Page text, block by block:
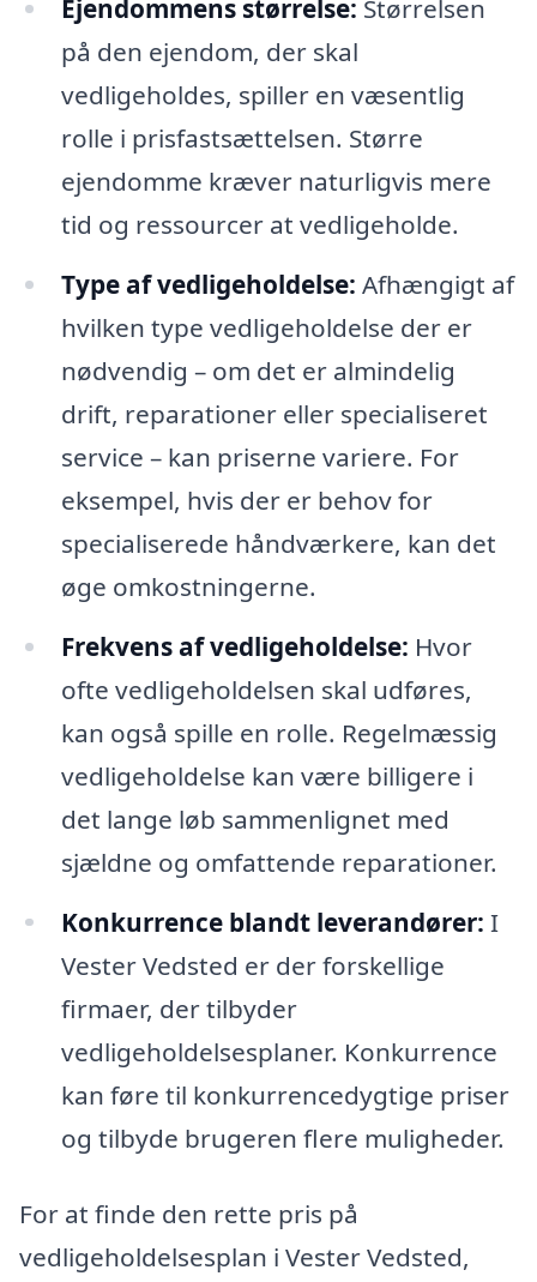
Ejendommens størrelse: Størrelsen
på den ejendom, der skal
vedligeholdes, spiller en væsentlig
rolle i prisfastsættelsen. Større
ejendomme kræver naturligvis mere
tid og ressourcer at vedligeholde.
Type af vedligeholdelse: Afhængigt af
hvilken type vedligeholdelse der er
nødvendig – om det er almindelig
drift, reparationer eller specialiseret
service – kan priserne variere. For
eksempel, hvis der er behov for
specialiserede håndværkere, kan det
øge omkostningerne.
Frekvens af vedligeholdelse: Hvor
ofte vedligeholdelsen skal udføres,
kan også spille en rolle. Regelmæssig
vedligeholdelse kan være billigere i
det lange løb sammenlignet med
sjældne og omfattende reparationer.
Konkurrence blandt leverandører: I
Vester Vedsted er der forskellige
firmaer, der tilbyder
vedligeholdelsesplaner. Konkurrence
kan føre til konkurrencedygtige priser
og tilbyde brugeren flere muligheder.
For at finde den rette pris på
vedligeholdelsesplan i Vester Vedsted,